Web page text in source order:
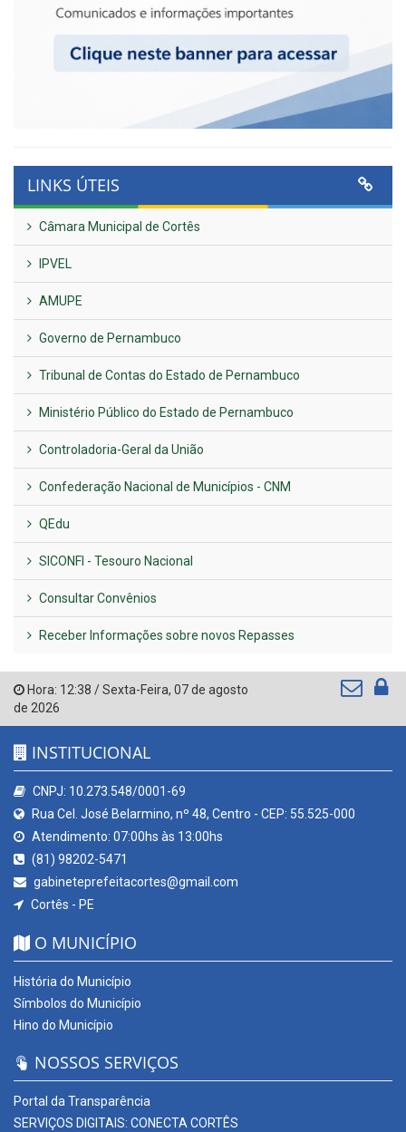
LINKS ÚTEIS
Câmara Municipal de Cortês
IPVEL
AMUPE
Governo de Pernambuco
Tribunal de Contas do Estado de Pernambuco
Ministério Público do Estado de Pernambuco
Controladoria-Geral da União
Confederação Nacional de Municípios - CNM
QEdu
SICONFI - Tesouro Nacional
Consultar Convênios
Receber Informações sobre novos Repasses
Hora: 12:38 /Sexta-Feira, 07 de agosto
de 2026
INSTITUCIONAL
CNPJ: 10.273.548/0001-69
Rua Cel. José Belarmino, nº 48, Centro - CEP: 55.525-000
Atendimento: 07:00hs às 13:00hs
(81) 98202-5471
gabineteprefeitacortes@gmail.com
Cortês - PE
O MUNICÍPIO
História do Município
Símbolos do Município
Hino do Município
NOSSOS SERVIÇOS
Portal da Transparência
SERVIÇOS DIGITAIS: CONECTA CORTÊS